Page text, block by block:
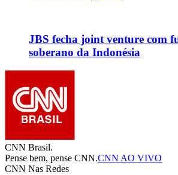
JBS fecha joint venture com
soberano da Indonésia
CNN Brasil.
Pense bem, pense CNN.CNN AO VIVO
CNN Nas Redes